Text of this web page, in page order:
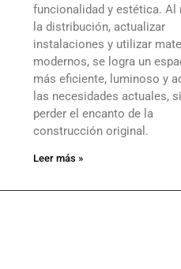
funcionalidad y estética. Al
la distribución, actualizar
instalaciones y utilizar
modernos, se logra un
más eficiente, luminoso y
las necesidades actuales,
perder el encanto de la
construcción original.
Leer más »